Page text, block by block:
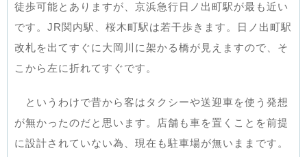
徒歩可能とありますが、京浜急行日ノ出町駅が最も近い
です。JR関内駅、桜木町駅は若干歩きます。日ノ出町駅
改札を出てすぐに大岡川に架かる橋が見えますので、そ
こから左に折れてすぐです。
というわけで昔から客はタクシーや送迎車を使う発想
が無かったのだと思います。店舗も車を置くことを前提
に設計されていない為、現在も駐車場が無いままです。